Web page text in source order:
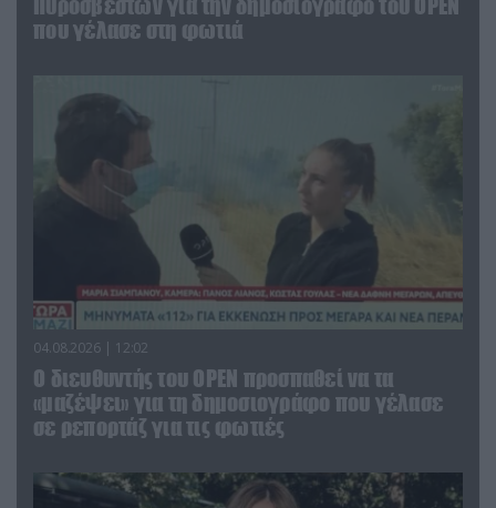
Πυροσβεστών για την δημοσιογράφο του OPEN
που γέλασε στη φωτιά
04.08.2026 | 12:02
O διευθυντής του OPEN προσπαθεί να τα
«μαζέψει» για τη δημοσιογράφο που γέλασε
σε ρεπορτάζ για τις φωτιές